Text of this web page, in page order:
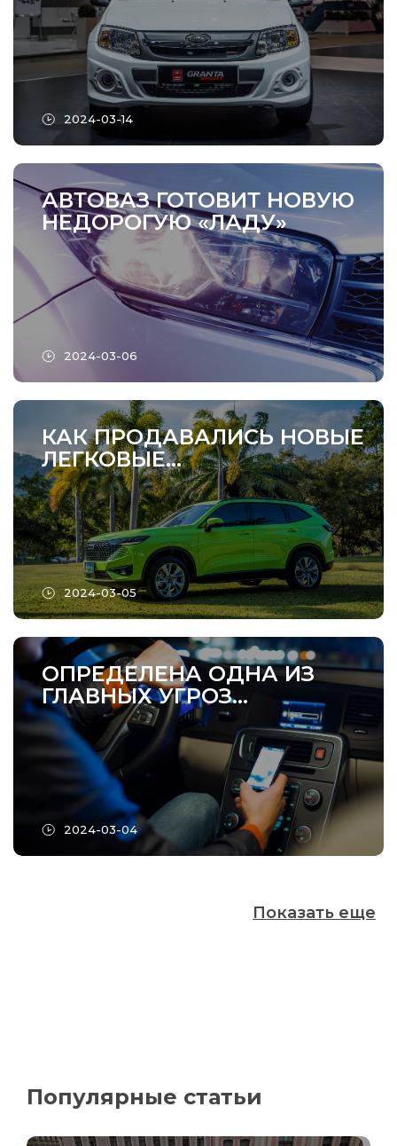
2024-03-14
АВТОВАЗ ГОТОВИТ НОВУЮ
НЕДОРОГУЮ «ЛАДУ»
2024-03-06
КАК ПРОДАВАЛИСЬ НОВЫЕ
ЛЕГКОВЫЕ...
2024-03-05
ОПРЕДЕЛЕНА ОДНА ИЗ
ГЛАВНЫХ УГРОЗ...
2024-03-04
Показать еще
Популярные статьи